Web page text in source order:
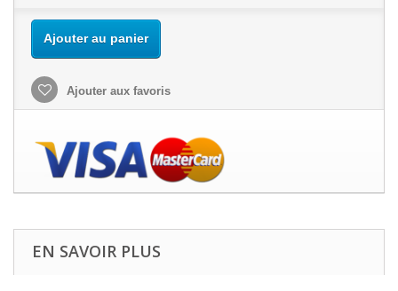
Ajouter au panier
Ajouter aux favoris
EN SAVOIR PLUS